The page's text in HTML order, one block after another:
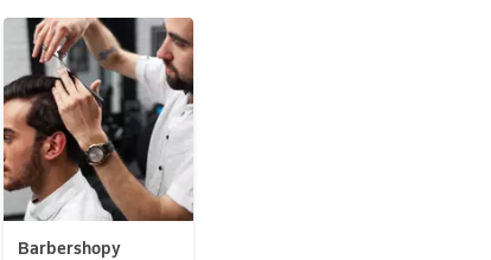
Barbershopy